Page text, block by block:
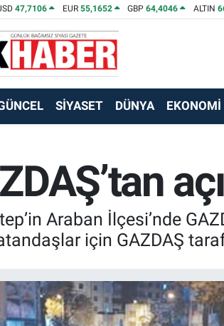
47,7106 EUR 55,1652 GBP64,4046 ALTIN
SİYASET DÜNYA EKONOMİ
Araban İlçesi’nde
için GAZDAŞ
Haritası
ve Fikstür